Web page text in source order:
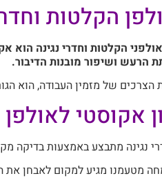
הקלטות
הקלטות וחדרי נגינה
הרעש ושיפור מובנות הדיבור.
של מזמין העבודה, הוא
אקוסטי לאולפן
נגינה מתבצע באמצעות בדיקה
מטעמנו מגיע למקום לאבחן את